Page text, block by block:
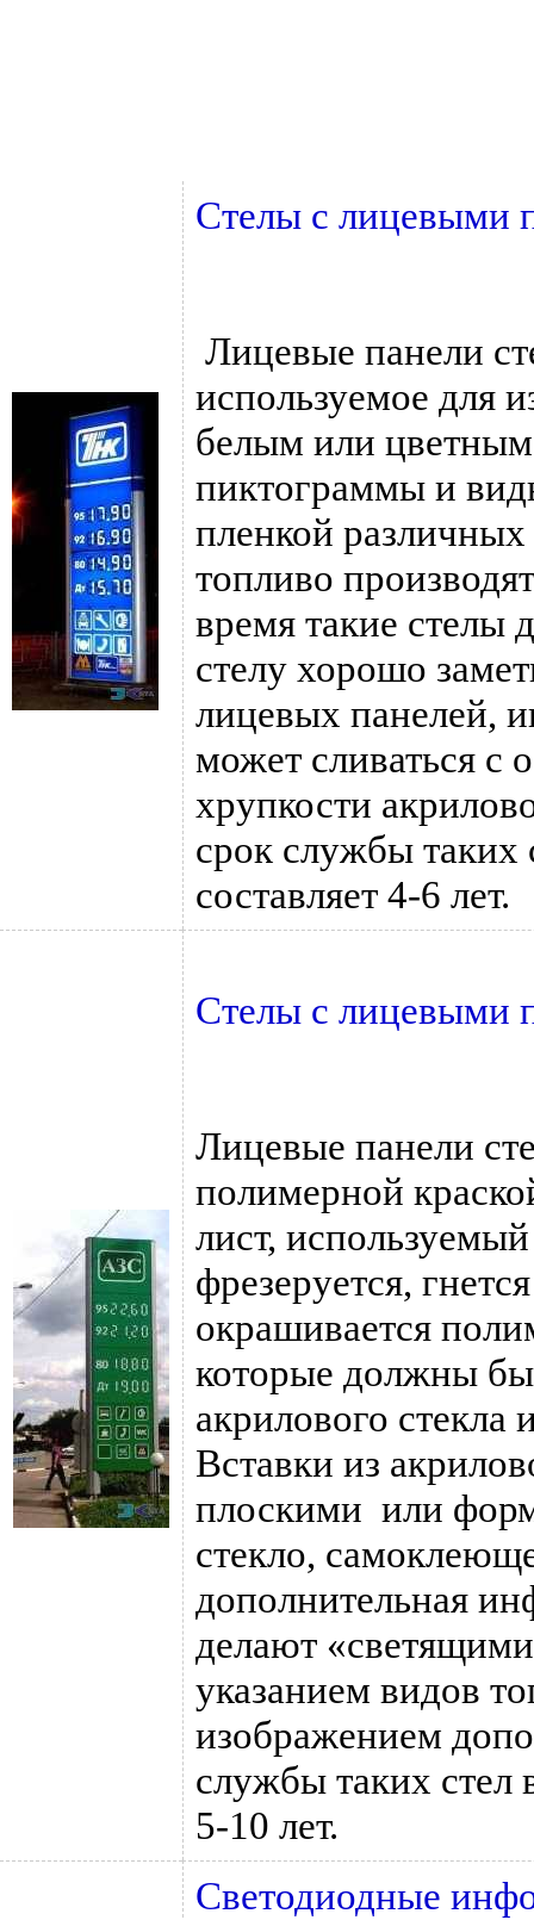
Стелы с лицевыми
Лицевые панели
используемое для
белым или
пиктограммы и
пленкой
топливо
время такие стелы
стелу хорошо
лицевых панелей,
может сливаться с
хрупкости
срок службы таких
составляет 4-6 лет.
Стелы с лицевыми
Лицевые панели
полимерной
лист,
фрезеруется,
окрашивается
которые должны
акрилового стекла
Вставки из
плоскими или
стекло,
дополнительная
делают
указанием видов
изображением
службы таких стел
5-10 лет.
Светодиодные